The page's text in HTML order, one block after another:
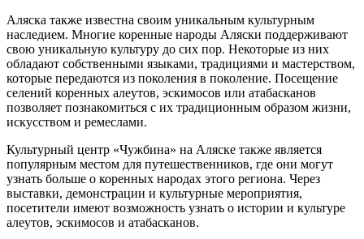
Аляска также известна своим уникальным культурным
наследием. Многие коренные народы Аляски поддерживают
свою уникальную культуру до сих пор. Некоторые из них
обладают собственными языками, традициями и мастерством,
которые передаются из поколения в поколение. Посещение
селений коренных алеутов, эскимосов или атабасканов
позволяет познакомиться с их традиционным образом жизни,
искусством и ремеслами.
Культурный центр «Чужбина» на Аляске также является
популярным местом для путешественников, где они могут
узнать больше о коренных народах этого региона. Через
выставки, демонстрации и культурные мероприятия,
посетители имеют возможность узнать о истории и культуре
алеутов, эскимосов и атабасканов.